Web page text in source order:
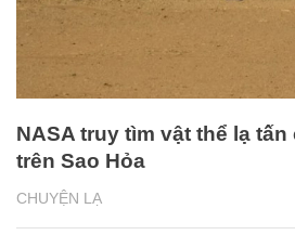
CHUYỆN LẠ
NASA truy tìm vật thể lạ
trên Sao Hỏa